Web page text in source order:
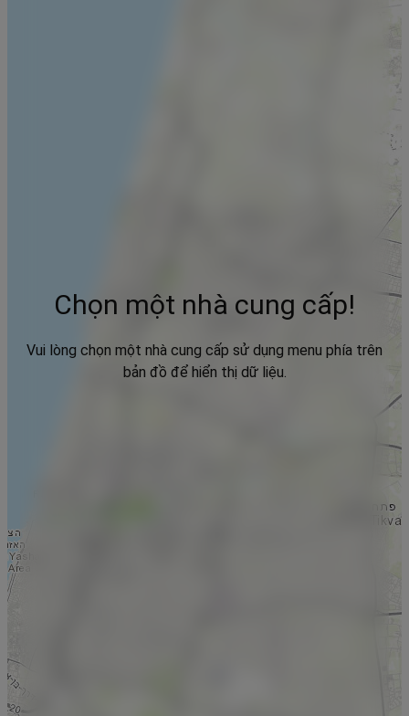
Chọn một nhà cung cấp!
Vui lòng chọn một nhà cung cấp sử dụng menu phía trên
bản đồ để hiển thị dữ liệu.